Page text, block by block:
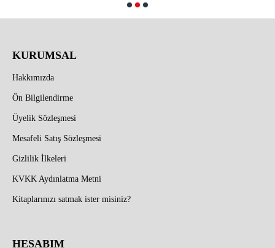
KURUMSAL
Hakkımızda
Ön Bilgilendirme
Üyelik Sözleşmesi
Mesafeli Satış Sözleşmesi
Gizlilik İlkeleri
KVKK Aydınlatma Metni
Kitaplarınızı satmak ister misiniz?
HESABIM